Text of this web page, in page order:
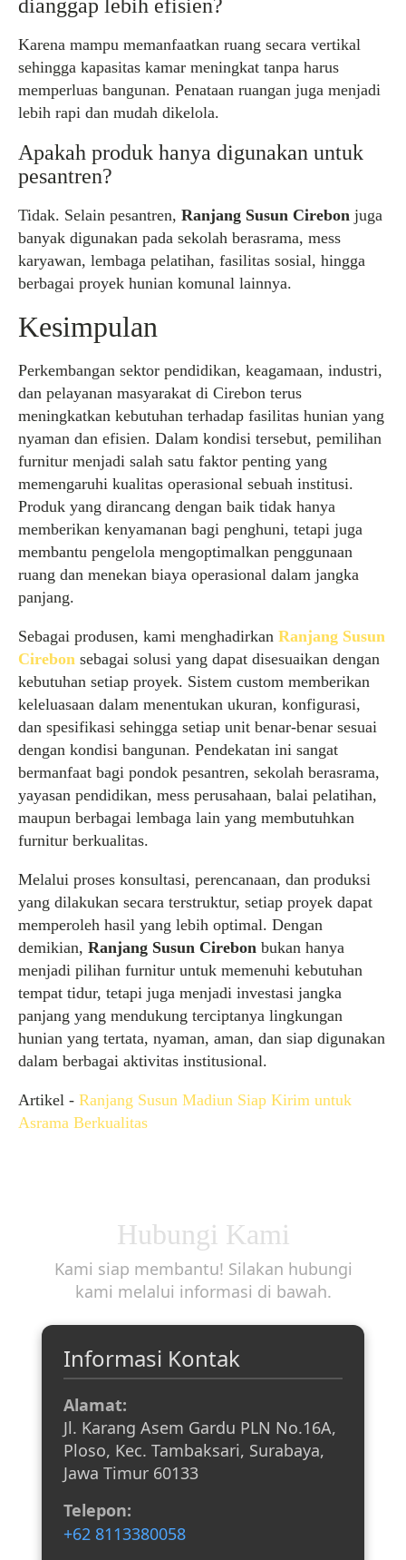
dianggap lebih efisien?
Karena mampu memanfaatkan ruang secara vertikal
sehingga kapasitas kamar meningkat tanpa harus
memperluas bangunan. Penataan ruangan juga menjadi
lebih rapi dan mudah dikelola.
Apakah produk hanya digunakan untuk
pesantren?
Tidak. Selain pesantren, Ranjang Susun Cirebon juga
banyak digunakan pada sekolah berasrama, mess
karyawan, lembaga pelatihan, fasilitas sosial, hingga
berbagai proyek hunian komunal lainnya.
Kesimpulan
Perkembangan sektor pendidikan, keagamaan, industri,
dan pelayanan masyarakat di Cirebon terus
meningkatkan kebutuhan terhadap fasilitas hunian yang
nyaman dan efisien. Dalam kondisi tersebut, pemilihan
furnitur menjadi salah satu faktor penting yang
memengaruhi kualitas operasional sebuah institusi.
Produk yang dirancang dengan baik tidak hanya
memberikan kenyamanan bagi penghuni, tetapi juga
membantu pengelola mengoptimalkan penggunaan
ruang dan menekan biaya operasional dalam jangka
panjang.
Sebagai produsen, kami menghadirkan Ranjang Susun
Cirebon sebagai solusi yang dapat disesuaikan dengan
kebutuhan setiap proyek. Sistem custom memberikan
keleluasaan dalam menentukan ukuran, konfigurasi,
dan spesifikasi sehingga setiap unit benar-benar sesuai
dengan kondisi bangunan. Pendekatan ini sangat
bermanfaat bagi pondok pesantren, sekolah berasrama,
yayasan pendidikan, mess perusahaan, balai pelatihan,
maupun berbagai lembaga lain yang membutuhkan
furnitur berkualitas.
Melalui proses konsultasi, perencanaan, dan produksi
yang dilakukan secara terstruktur, setiap proyek dapat
memperoleh hasil yang lebih optimal. Dengan
demikian, Ranjang Susun Cirebon bukan hanya
menjadi pilihan furnitur untuk memenuhi kebutuhan
tempat tidur, tetapi juga menjadi investasi jangka
panjang yang mendukung terciptanya lingkungan
hunian yang tertata, nyaman, aman, dan siap digunakan
dalam berbagai aktivitas institusional.
Artikel - Ranjang Susun Madiun Siap Kirim untuk
Asrama Berkualitas
Hubungi Kami
Kami siap membantu! Silakan hubungi
kami melalui informasi di bawah.
Informasi Kontak
Alamat:
Jl. Karang Asem Gardu PLN No.16A,
Ploso, Kec. Tambaksari, Surabaya,
Jawa Timur 60133
Telepon:
+62 8113380058